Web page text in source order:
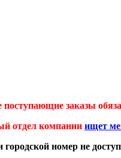
заказы
отдел компании ищет
городской номер не